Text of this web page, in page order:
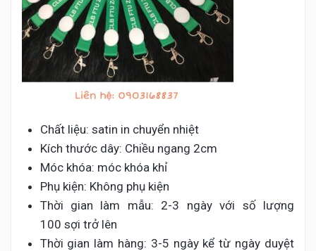
Chất liệu: satin in chuyển nhiệt
Kích thước dây: Chiều ngang 2cm
Móc khóa: móc khóa khỉ
Phụ kiện: Không phụ kiện
Thời gian làm mẫu: 2-3 ngày với số lượng
100 sợi trở lên
Thời gian làm hàng: 3-5 ngày kể từ ngày duyệt